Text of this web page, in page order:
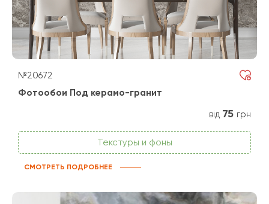
№20672
Фотообои Под керамо-гранит
від 75 грн
Текстуры и фоны
СМОТРЕТЬ ПОДРОБНЕЕ